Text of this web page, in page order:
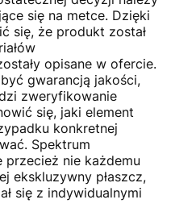
się na metce. Dzięki
się, że produkt został
opisane w ofercie.
gwarancją jakości,
zweryfikowanie
się, jaki element
konkretnej
Spektrum
przecież nie każdemu
ekskluzywny płaszcz,
się z indywidualnymi